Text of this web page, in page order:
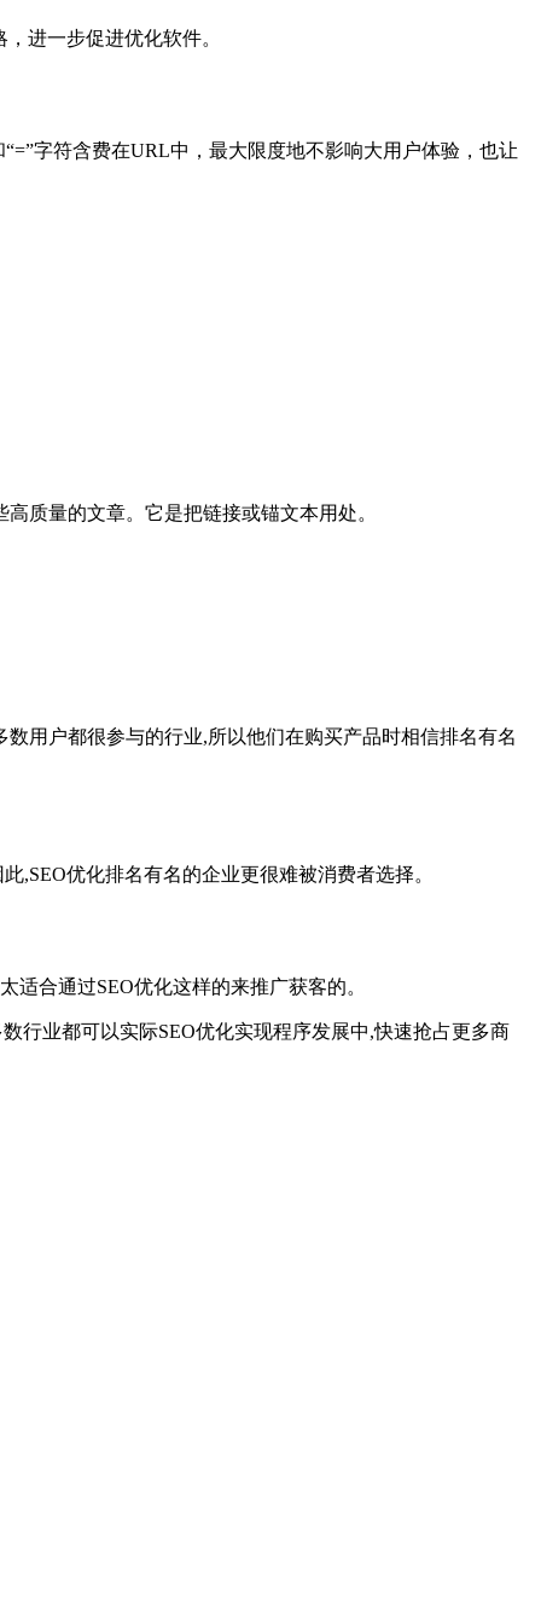
进一步促进优化软件。
字符含费在URL中，最大限度地不影响大用户体验，也让
质量的文章。它是把链接或锚文本用处。
用户都很参与的行业,所以他们在购买产品时相信排名有名
,SEO优化排名有名的企业更很难被消费者选择。
合通过SEO优化这样的来推广获客的。
行业都可以实际SEO优化实现程序发展中,快速抢占更多商